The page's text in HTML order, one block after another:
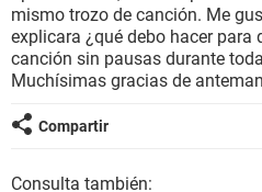
mismo trozo de canción. Me
explicara ¿qué debo hacer para
canción sin pausas durante
Muchísimas gracias de
Compartir
Consulta también: